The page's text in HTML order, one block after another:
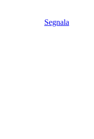
Segnala